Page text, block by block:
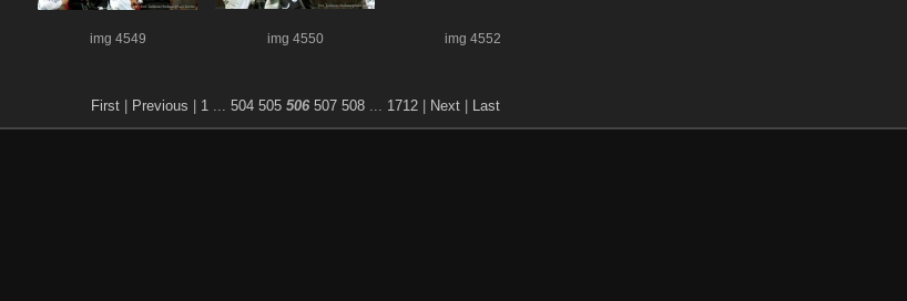
img 4549 img 4550 img 4552
First| Previous 1... 504 505 506 507 508... 1712 Next Last